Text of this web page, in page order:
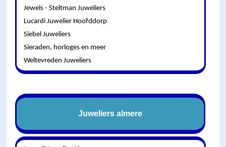
Jewels - Steltman Juweliers
Lucardi Juwelier Hoofddorp
Siebel Juweliers
Sieraden, horloges en meer
Weltevreden Juweliers
Juweliers almere